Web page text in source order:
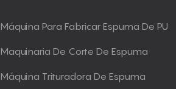
Máquina Para Fabricar Espuma De PU
Maquinaria De Corte De Espuma
Máquina Trituradora De Espuma